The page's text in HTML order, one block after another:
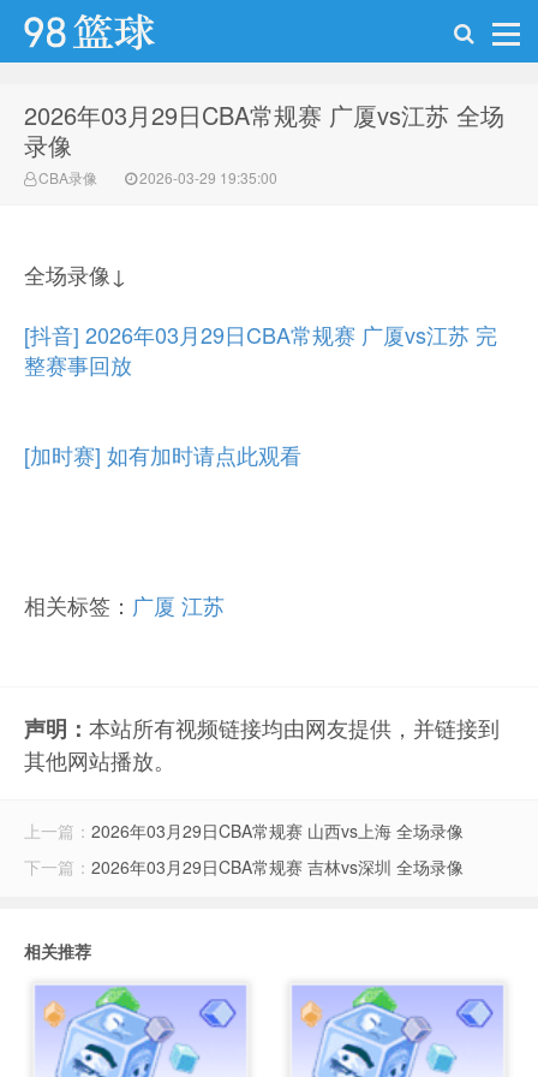
98篮球网
2026年03月29日CBA常规赛 广厦vs江苏 全场
录像
CBA录像 2026-03-29 19:35:00
全场录像↓
[抖音] 2026年03月29日CBA常规赛 广厦vs江苏 完
整赛事回放
[加时赛] 如有加时请点此观看
相关标签： 广厦 江苏
声明： 本站所有视频链接均由网友提供，并链接到
其他网站播放。
上一篇： 2026年03月29日CBA常规赛 山西vs上海 全场录像
下一篇： 2026年03月29日CBA常规赛 吉林vs深圳 全场录像
相关推荐